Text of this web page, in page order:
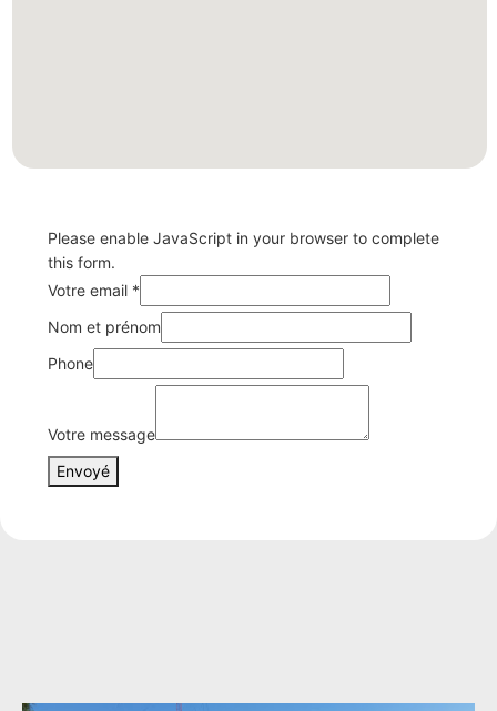
Please enable JavaScript in your browser to complete
this form.
Votre email *
email
message
Votre
Nom et prénom
Phone
Votre message
Envoyé